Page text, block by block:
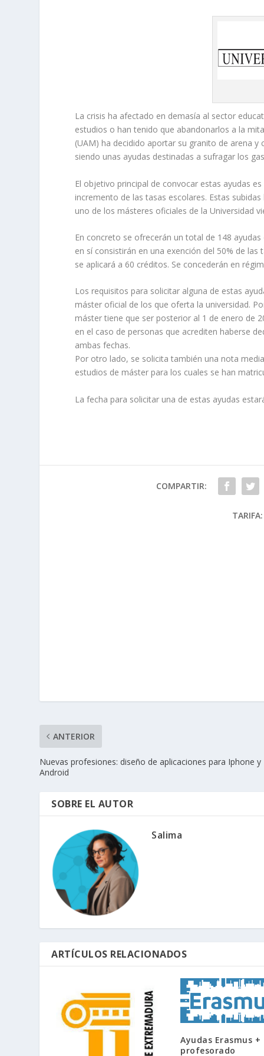
La crisis ha afectado en demasía al sector
estudios o han tenido que abandonarlos a la
(UAM) ha decidido aportar su granito de arena
siendo unas ayudas destinadas a sufragar los
El objetivo principal de convocar estas ayudas
incremento de las tasas escolares. Estas
uno de los másteres oficiales de la Universidad
En concreto se ofrecerán un total de 148
en sí consistirán en una exención del 50% de
se aplicará a 60 créditos. Se concederán en
Los requisitos para solicitar alguna de estas
máster oficial de los que oferta la universidad.
máster tiene que ser posterior al 1 de enero de
en el caso de personas que acrediten haberse
ambas fechas.
Por otro lado, se solicita también una nota
estudios de máster para los cuales se han
La fecha para solicitar una de estas ayudas
COMPARTIR:
TARIFA:
ANTERIOR
Nuevas profesiones: diseño de aplicaciones para Iphone y
Android
SOBRE EL AUTOR
Salima
ARTÍCULOS RELACIONADOS
Ayudas Erasmus +
profesorado